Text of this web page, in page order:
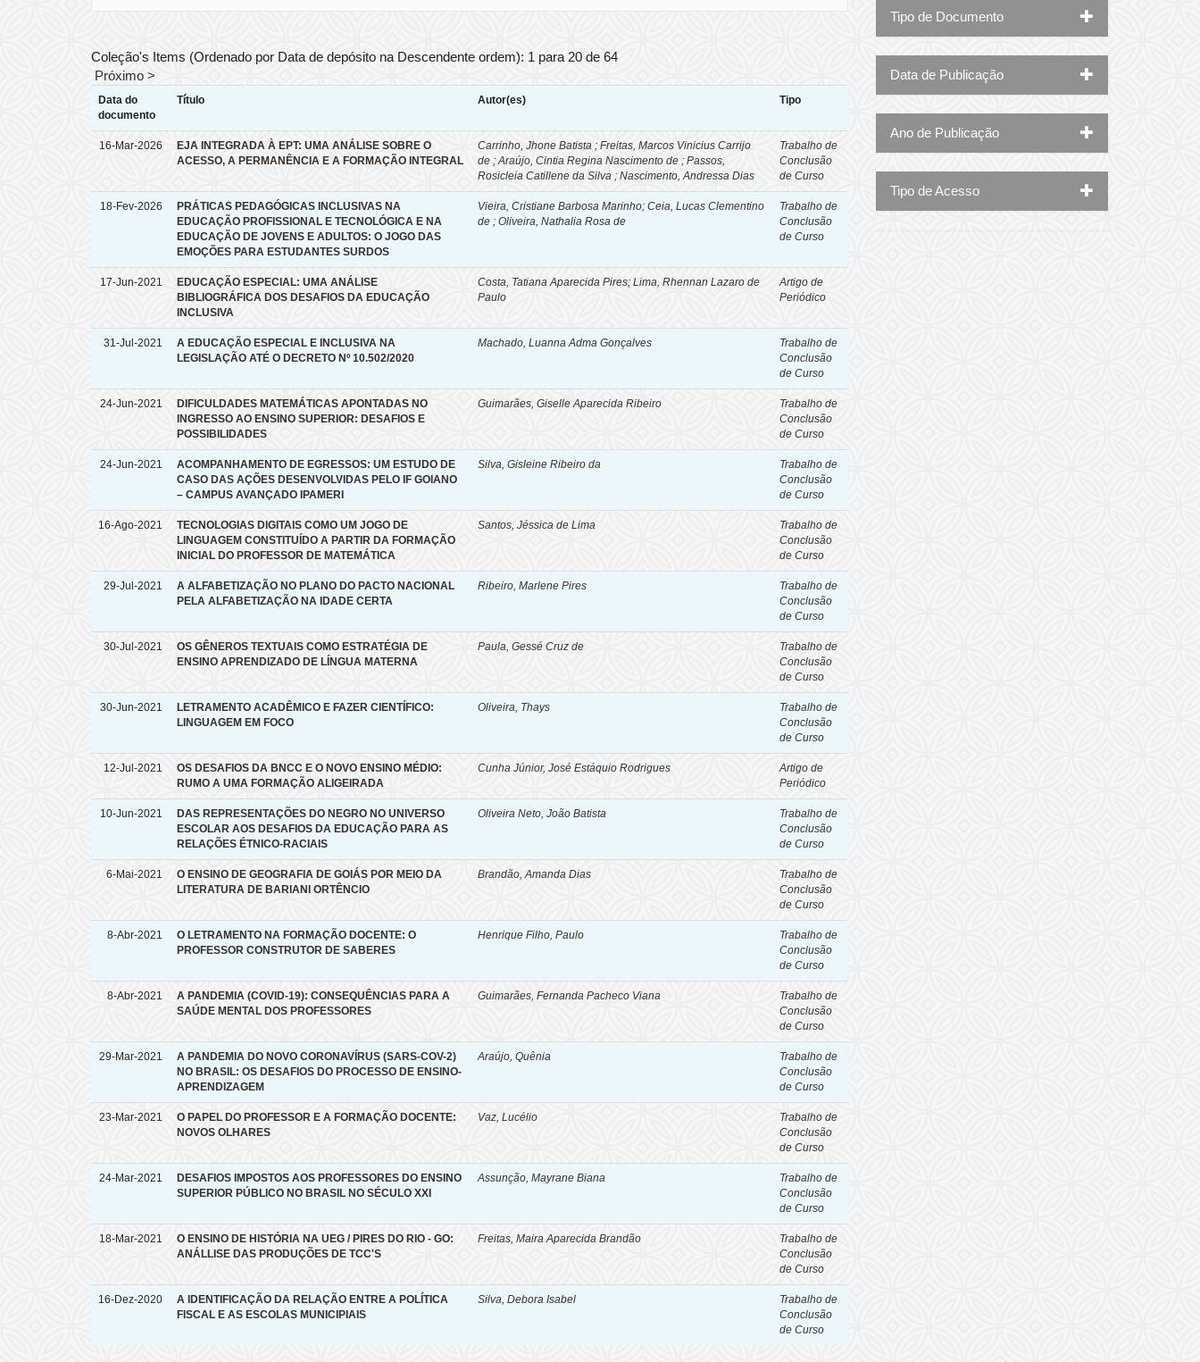
Coleção's Items (Ordenado por Data de depósito na Descendente ordem): 1 para 20 de 64
Próximo >
Data do
documento
Título Autor(es) Tipo
16-Mar-2026
EJA INTEGRADA À EPT: UMA ANÁLISE SOBRE O
ACESSO, A PERMANÊNCIA E A FORMAÇÃO INTEGRAL
Carrinho, Jhone Batista ; Freitas, Marcos Vinicius Carrijo
de ; Araújo, Cintia Regina Nascimento de ; Passos,
Rosicleia Catillene da Silva ; Nascimento, Andressa Dias
Trabalho de
Conclusão
de Curso
18-Fev-2026
PRÁTICAS PEDAGÓGICAS INCLUSIVAS NA
EDUCAÇÃO PROFISSIONAL E TECNOLÓGICA E NA
EDUCAÇÃO DE JOVENS E ADULTOS: O JOGO DAS
EMOÇÕES PARA ESTUDANTES SURDOS
Vieira, Cristiane Barbosa Marinho; Ceia, Lucas Clementino
de ; Oliveira, Nathalia Rosa de
Trabalho de
Conclusão
de Curso
17-Jun-2021
EDUCAÇÃO ESPECIAL: UMA ANÁLISE
BIBLIOGRÁFICA DOS DESAFIOS DA EDUCAÇÃO
INCLUSIVA
Costa, Tatiana Aparecida Pires;Lima, Rhennan Lazaro de
Paulo
Artigo de
Periódico
31-Jul-2021
A EDUCAÇÃO ESPECIAL E INCLUSIVA NA
LEGISLAÇÃO ATÉ O DECRETO Nº 10.502/2020
Machado, Luanna Adma Gonçalves
Trabalho de
Conclusão
de Curso
24-Jun-2021
DIFICULDADES MATEMÁTICAS APONTADAS NO
INGRESSO AO ENSINO SUPERIOR: DESAFIOS E
POSSIBILIDADES
Guimarães, Giselle Aparecida Ribeiro
Trabalho de
Conclusão
de Curso
24-Jun-2021
ACOMPANHAMENTO DE EGRESSOS: UM ESTUDO DE
CASO DAS AÇÕES DESENVOLVIDAS PELO IF GOIANO
– CAMPUS AVANÇADO IPAMERI
Silva, Gisleine Ribeiro da
Trabalho de
Conclusão
de Curso
16-Ago-2021
TECNOLOGIAS DIGITAIS COMO UM JOGO DE
LINGUAGEM CONSTITUÍDO A PARTIR DA FORMAÇÃO
INICIAL DO PROFESSOR DE MATEMÁTICA
Santos, Jéssica de Lima
Trabalho de
Conclusão
de Curso
29-Jul-2021
A ALFABETIZAÇÃO NO PLANO DO PACTO NACIONAL
PELA ALFABETIZAÇÃO NA IDADE CERTA
Ribeiro, Marlene Pires
Trabalho de
Conclusão
de Curso
30-Jul-2021
OS GÊNEROS TEXTUAIS COMO ESTRATÉGIA DE
ENSINO APRENDIZADO DE LÍNGUA MATERNA
Paula, Gessé Cruz de
Trabalho de
Conclusão
de Curso
30-Jun-2021
LETRAMENTO ACADÊMICO E FAZER CIENTÍFICO:
LINGUAGEM EM FOCO
Oliveira, Thays
Trabalho de
Conclusão
de Curso
12-Jul-2021
OS DESAFIOS DA BNCC E O NOVO ENSINO MÉDIO:
RUMO A UMA FORMAÇÃO ALIGEIRADA
Cunha Júnior, José Estáquio Rodrigues
Artigo de
Periódico
10-Jun-2021
DAS REPRESENTAÇÕES DO NEGRO NO UNIVERSO
ESCOLAR AOS DESAFIOS DA EDUCAÇÃO PARA AS
RELAÇÕES ÉTNICO-RACIAIS
Oliveira Neto, João Batista
Trabalho de
Conclusão
de Curso
6-Mai-2021
O ENSINO DE GEOGRAFIA DE GOIÁS POR MEIO DA
LITERATURA DE BARIANI ORTÊNCIO
Brandão, Amanda Dias
Trabalho de
Conclusão
de Curso
8-Abr-2021
O LETRAMENTO NA FORMAÇÃO DOCENTE: O
PROFESSOR CONSTRUTOR DE SABERES
Henrique Filho, Paulo
Trabalho de
Conclusão
de Curso
8-Abr-2021
A PANDEMIA (COVID-19): CONSEQUÊNCIAS PARA A
SAÚDE MENTAL DOS PROFESSORES
Guimarães, Fernanda Pacheco Viana
Trabalho de
Conclusão
de Curso
29-Mar-2021
A PANDEMIA DO NOVO CORONAVÍRUS (SARS-COV-2)
NO BRASIL: OS DESAFIOS DO PROCESSO DE ENSINO-
APRENDIZAGEM
Araújo, Quênia
Trabalho de
Conclusão
de Curso
23-Mar-2021
O PAPEL DO PROFESSOR E A FORMAÇÃO DOCENTE:
NOVOS OLHARES
Vaz, Lucélio
Trabalho de
Conclusão
de Curso
24-Mar-2021
DESAFIOS IMPOSTOS AOS PROFESSORES DO ENSINO
SUPERIOR PÚBLICO NO BRASIL NO SÉCULO XXI
Assunção, Mayrane Biana
Trabalho de
Conclusão
de Curso
18-Mar-2021
O ENSINO DE HISTÓRIA NA UEG / PIRES DO RIO - GO:
ANÁLLISE DAS PRODUÇÕES DE TCC'S
Freitas, Maira Aparecida Brandão
Trabalho de
Conclusão
de Curso
16-Dez-2020
A IDENTIFICAÇÃO DA RELAÇÃO ENTRE A POLÍTICA
FISCAL E AS ESCOLAS MUNICIPIAIS
Silva, Debora Isabel
Trabalho de
Conclusão
de Curso
Tipo de Documento
Data de Publicação
Ano de Publicação
Tipo de Acesso